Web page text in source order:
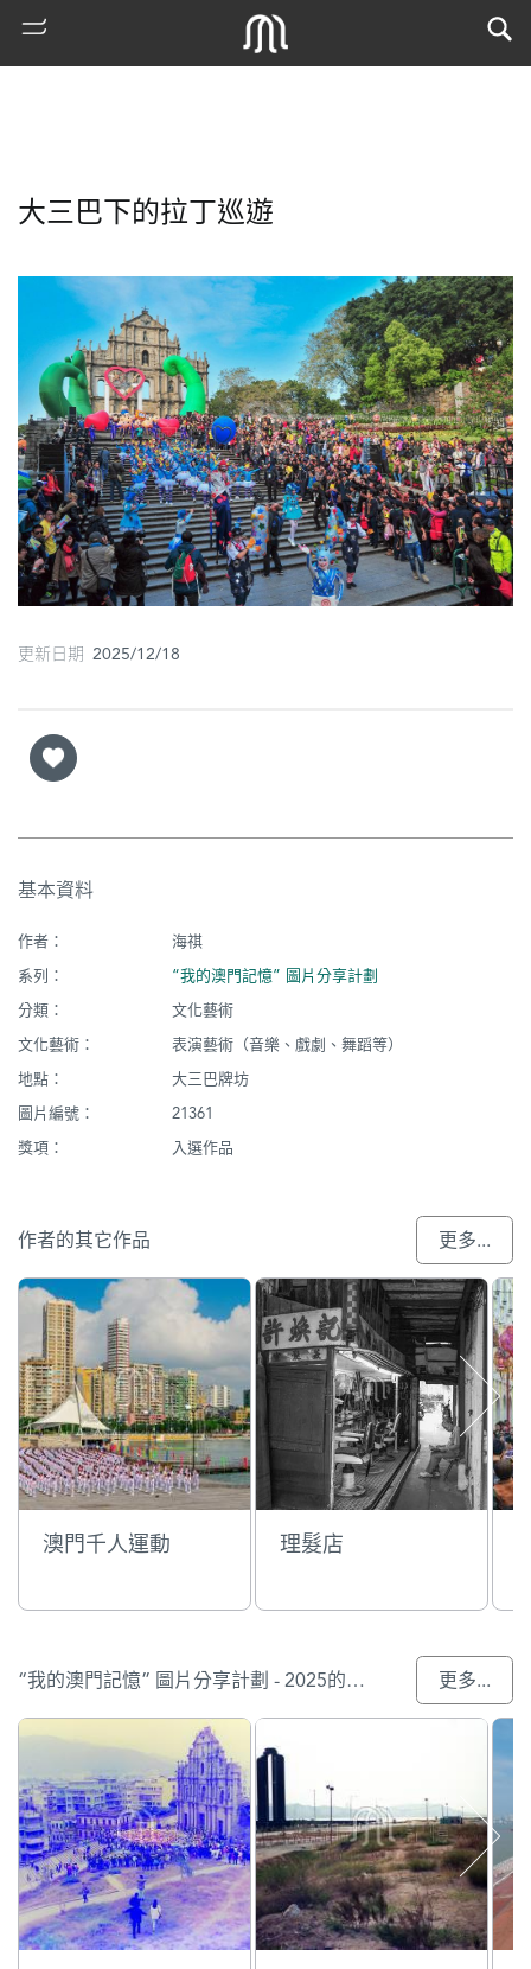
熱
門
搜
索
古
地
圖
媽
閣
堂
街
市
大三巴下的拉丁巡遊
更新日期 2025/12/18
基本資料
作者：
海祺
系列：
“我的澳門記憶” 圖片分享計劃
分類：
文化藝術
文化藝術：
表演藝術（音樂、戲劇、舞蹈等）
地點：
大三巴牌坊
圖片編號：
21361
獎項：
入選作品
作者的其它作品 更多...
澳門千人運動 理髮店
“我的澳門記憶” 圖片分享計劃 - 2025的入選作品 更多...